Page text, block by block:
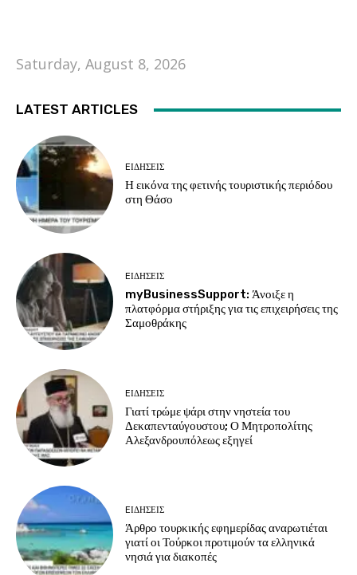
Saturday, August 8, 2026
LATEST ARTICLES
EΙΔΗΣΕΙΣ
Η εικόνα της φετινής τουριστικής περιόδου
στη Θάσο
EΙΔΗΣΕΙΣ
myBusinessSupport: Άνοιξε η
πλατφόρμα στήριξης για τις επιχειρήσεις της
Σαμοθράκης
EΙΔΗΣΕΙΣ
Γιατί τρώμε ψάρι στην νηστεία του
Δεκαπενταύγουστου; Ο Μητροπολίτης
Αλεξανδρουπόλεως εξηγεί
EΙΔΗΣΕΙΣ
Άρθρο τουρκικής εφημερίδας αναρωτιέται
γιατί οι Τούρκοι προτιμούν τα ελληνικά
νησιά για διακοπές